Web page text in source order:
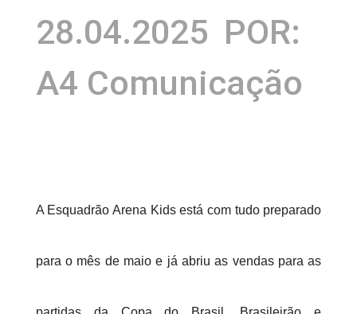
28.04.2025 POR:
A4 Comunicação
A Esquadrão Arena Kids está com tudo preparado
para o mês de maio e já abriu as vendas para as